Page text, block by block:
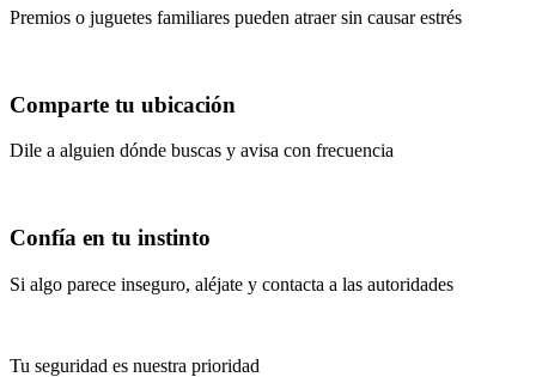
Premios o juguetes familiares pueden atraer sin causar estrés
Comparte tu ubicación
Dile a alguien dónde buscas y avisa con frecuencia
Confía en tu instinto
Si algo parece inseguro, aléjate y contacta a las autoridades
Tu seguridad es nuestra prioridad